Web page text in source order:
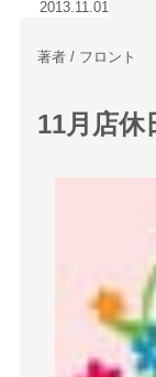
2013.11.01
著者 / フロント
11月店休